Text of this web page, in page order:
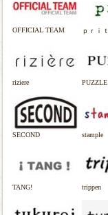
OFFICIAL TEAM ｐｒｉｔ
riziere PUZZLE
SECOND stample
TANG! trippen